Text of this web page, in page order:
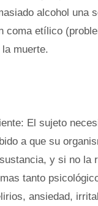
alcohol una
coma etílico
muerte.
El sujeto
a que su
y si no la
tanto
ansiedad,